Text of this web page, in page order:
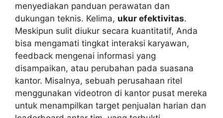
menyediakan panduan perawatan dan
dukungan teknis. Kelima, ukur efektivitas.
Meskipun sulit diukur secara kuantitatif, Anda
bisa mengamati tingkat interaksi karyawan,
feedback mengenai informasi yang
disampaikan, atau perubahan pada suasana
kantor. Misalnya, sebuah perusahaan ritel
menggunakan videotron di kantor pusat mereka
untuk menampilkan target penjualan harian dan